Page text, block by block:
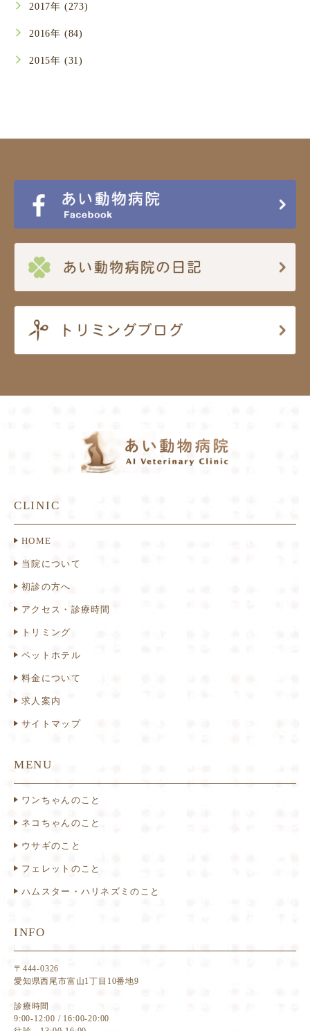
2017年 (273)
2016年 (84)
2015年 (31)
CLINIC
HOME
当院について
初診の方へ
アクセス・診療時間
トリミング
ペットホテル
料金について
求人案内
サイトマップ
MENU
ワンちゃんのこと
ネコちゃんのこと
ウサギのこと
フェレットのこと
ハムスター・ハリネズミのこと
INFO
〒444-0326
愛知県西尾市富山1丁目10番地9
診療時間
9:00-12:00 / 16:00-20:00